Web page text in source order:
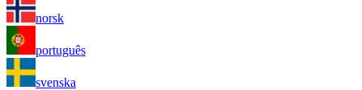
norsk
português
svenska